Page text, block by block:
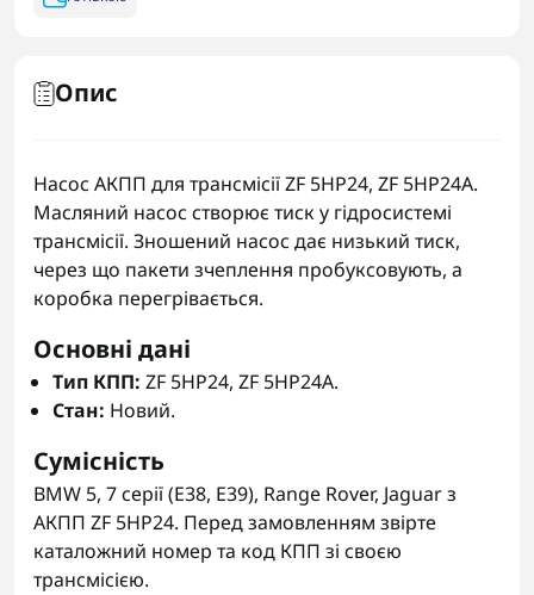
Опис
Насос АКПП для трансмісії ZF 5HP24, ZF 5HP24A.
Масляний насос створює тиск у гідросистемі
трансмісії. Зношений насос дає низький тиск,
через що пакети зчеплення пробуксовують, а
коробка перегрівається.
Основні дані
Тип КПП: ZF 5HP24, ZF 5HP24A.
Стан: Новий.
Сумісність
BMW 5, 7 серії (E38, E39), Range Rover, Jaguar з
АКПП ZF 5HP24. Перед замовленням звірте
каталожний номер та код КПП зі своєю
трансмісією.